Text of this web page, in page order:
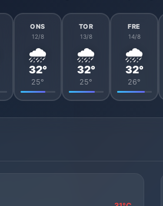
ONS
12/8
🌧️
32°
25°
TOR
13/8
🌧️
32°
25°
FRE
14/8
🌧️
32°
26°